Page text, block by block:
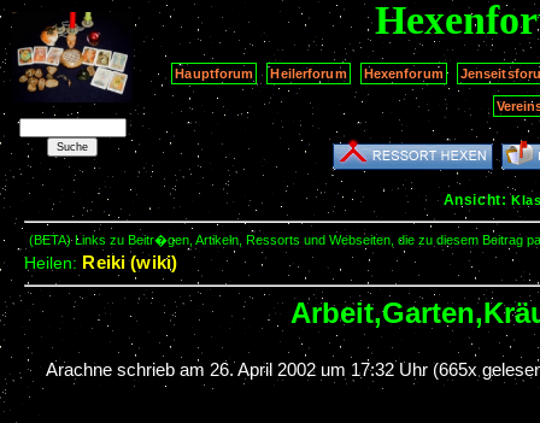
Hauptforum Heilerforum Hexenforum
Ansicht:
(BETA) Links zu Beitr�gen, Artikeln, Ressorts und Webseiten, die zu diesem Beitrag
Heilen: Reiki (wiki)
Arachne schrieb am26. April 2002 um 17:32 Uhr (665x